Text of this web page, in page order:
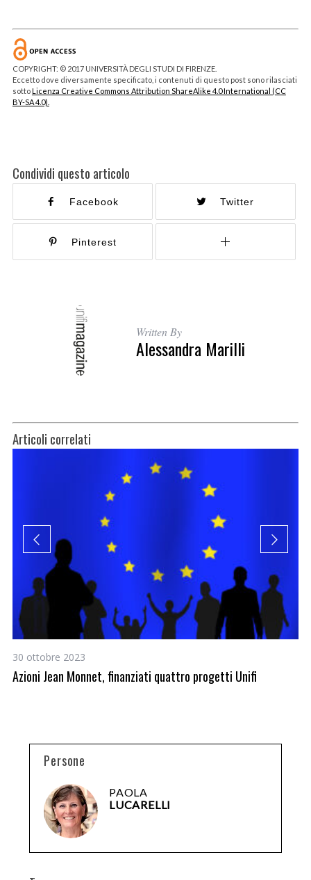
COPYRIGHT: © 2017 UNIVERSITÀ DEGLI STUDI DI FIRENZE.
Eccetto dove diversamente specificato, i contenuti di questo post sono rilasciati
sottoLicenza Creative Commons Attribution ShareAlike 4.0 International (CC
BY-SA 4.0).
Condividi questo articolo
Facebook Twitter
Pinterest
Written By
Alessandra Marilli
Articoli correlati
30 ottobre 2023
Azioni Jean Monnet, finanziati quattro progetti Unifi
Persone
PAOLA
LUCARELLI